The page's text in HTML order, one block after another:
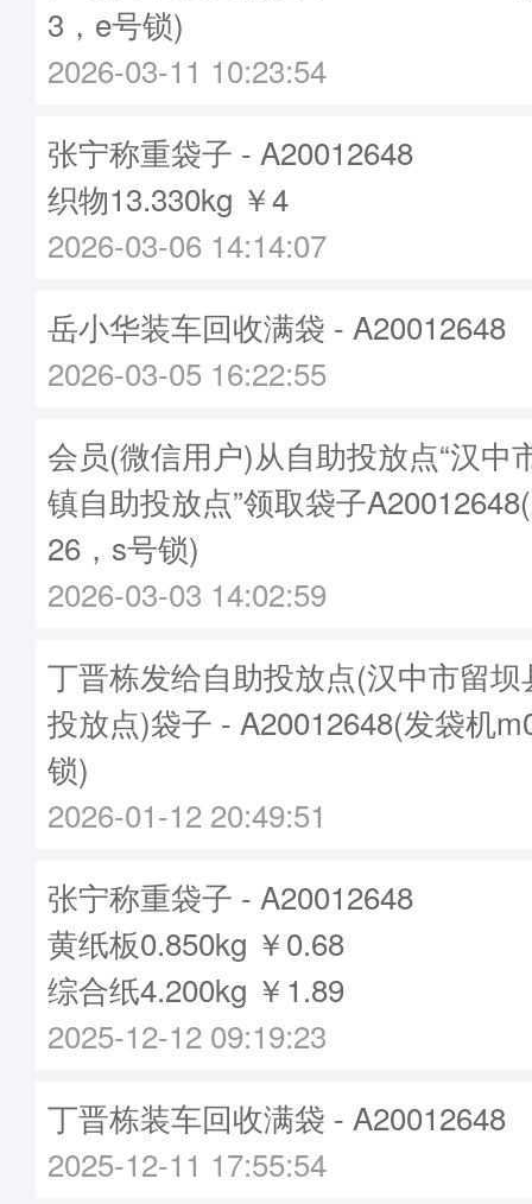
3，e号锁)
2026-03-11 10:23:54
张宁称重袋子 - A20012648
织物13.330kg ￥4
2026-03-06 14:14:07
岳小华装车回收满袋 - A20012648
2026-03-05 16:22:55
会员(微信用户)从自助投放点“汉中
镇自助投放点”领取袋子
26，s号锁)
2026-03-03 14:02:59
丁晋栋发给自助投放点(汉中市留
投放点)袋子 - A20012648(发袋机
锁)
2026-01-12 20:49:51
张宁称重袋子 - A20012648
黄纸板0.850kg ￥0.68
综合纸4.200kg ￥1.89
2025-12-12 09:19:23
丁晋栋装车回收满袋 - A20012648
2025-12-11 17:55:54